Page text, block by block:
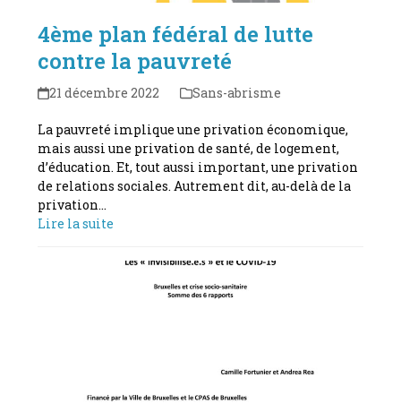
4ème plan fédéral de lutte
contre la pauvreté
21 décembre 2022 Sans-abrisme
La pauvreté implique une privation économique,
mais aussi une privation de santé, de logement,
d’éducation. Et, tout aussi important, une privation
de relations sociales. Autrement dit, au-delà de la
privation…
Lire la suite